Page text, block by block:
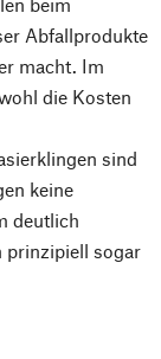
beim
Abfallprodukte
macht. Im
die Kosten
sind
keine
deutlich
prinzipiell sogar